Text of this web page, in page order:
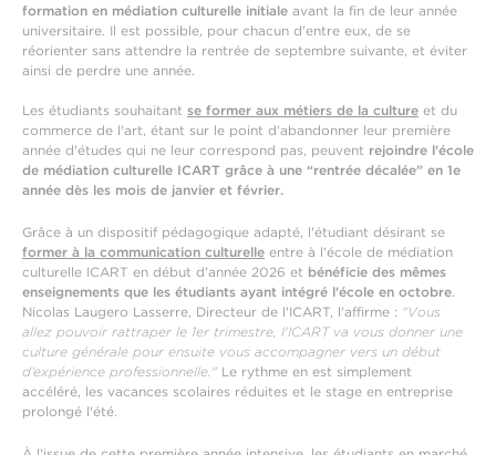
formation en médiation culturelle initiale avant la fin de leur année
universitaire. Il est possible, pour chacun d'entre eux, de se
réorienter sans attendre la rentrée de septembre suivante, et éviter
ainsi de perdre une année.
Les étudiants souhaitant se former aux métiers de la culture et du
commerce de l'art, étant sur le point d'abandonner leur première
année d'études qui ne leur correspond pas, peuvent rejoindre l'école
de médiation culturelle ICART grâce à une “rentrée décalée” en 1e
année dès les mois de janvier et février.
Grâce à un dispositif pédagogique adapté, l'étudiant désirant se
former à la communication culturelle entre à l'école de médiation
culturelle ICART en début d'année 2026 et bénéficie des mêmes
enseignements que les étudiants ayant intégré l'école en octobre.
Nicolas Laugero Lasserre, Directeur de l'ICART, l'affirme : "Vous
allez pouvoir rattraper le 1er trimestre, l'ICART va vous donner une
culture générale pour ensuite vous accompagner vers un début
d’expérience professionnelle." Le rythme en est simplement
accéléré, les vacances scolaires réduites et le stage en entreprise
prolongé l'été.